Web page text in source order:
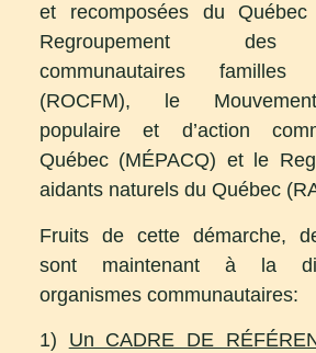
et recomposées du
Regroupement des
communautaires
(ROCFM), le
populaire et d’action
Québec (MÉPACQ) et le
aidants naturels du Québec
Fruits de cette démarche,
sont maintenant à la
organismes communautaires:
1) Un CADRE DE